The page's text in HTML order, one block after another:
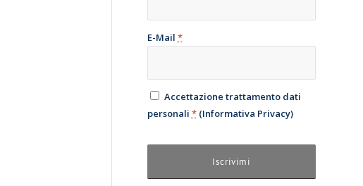
E-Mail *
Accettazione trattamento dati
personali *(Informativa Privacy)